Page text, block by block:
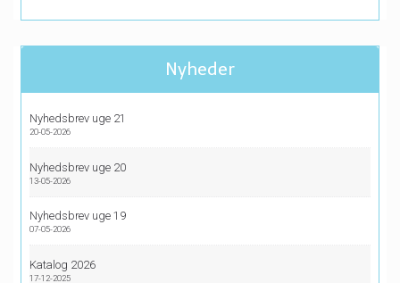
Nyheder
Nyhedsbrev uge 21
20-05-2026
Nyhedsbrev uge 20
13-05-2026
Nyhedsbrev uge 19
07-05-2026
Katalog 2026
17-12-2025